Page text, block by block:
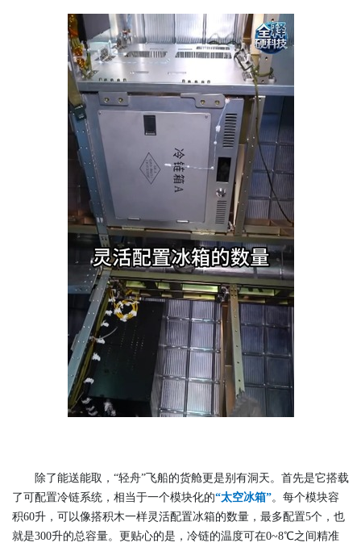
除了能送能取，“轻舟”飞船的货舱更是别有洞天。首先是它搭载
了可配置冷链系统，相当于一个模块化的“太空冰箱”。每个模块容
积60升，可以像搭积木一样灵活配置冰箱的数量，最多配置5个，也
就是300升的总容量。更贴心的是，冷链的温度可在0~8℃之间精准